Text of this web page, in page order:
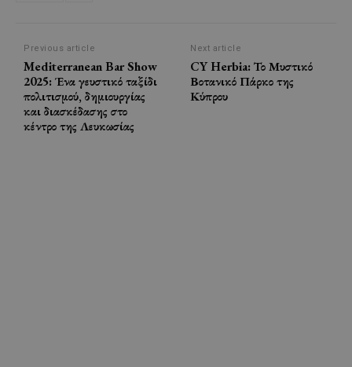
Previous article
Mediterranean Bar Show
2025: Ένα γευστικό ταξίδι
πολιτισμού, δημιουργίας
και διασκέδασης στο
κέντρο της Λευκωσίας
Next article
CY Herbia: Το Μυστικό
Βοτανικό Πάρκο της
Κύπρου